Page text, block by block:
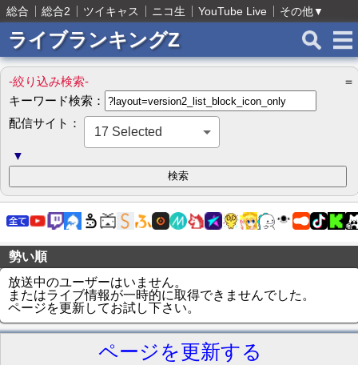
総合 総合2 ツイキャス ニコ生 YouTube Live その他▼
ライブランキングZ
-絞り込み検索-
＝
キーワード検索：
配信サイト：
17 Selected
▼
勢い順
放送中のユーザーはいません。
またはライブ情報が一時的に取得できませんでした。
ページを更新してお試し下さい。
ページを更新する